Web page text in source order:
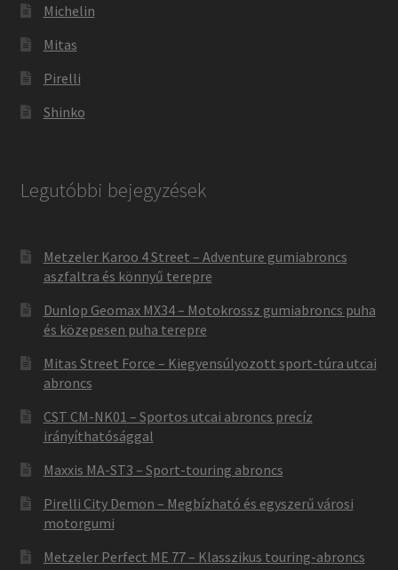
Michelin
Mitas
Pirelli
Shinko
Legutóbbi bejegyzések
Metzeler Karoo 4 Street – Adventure gumiabroncs
aszfaltra és könnyű terepre
Dunlop Geomax MX34 – Motokrossz gumiabroncs puha
és közepesen puha terepre
Mitas Street Force – Kiegyensúlyozott sport-túra utcai
abroncs
CST CM-NK01 – Sportos utcai abroncs precíz
irányíthatósággal
Maxxis MA-ST3 – Sport-touring abroncs
Pirelli City Demon – Megbízható és egyszerű városi
motorgumi
Metzeler Perfect ME 77 – Klasszikus touring-abroncs